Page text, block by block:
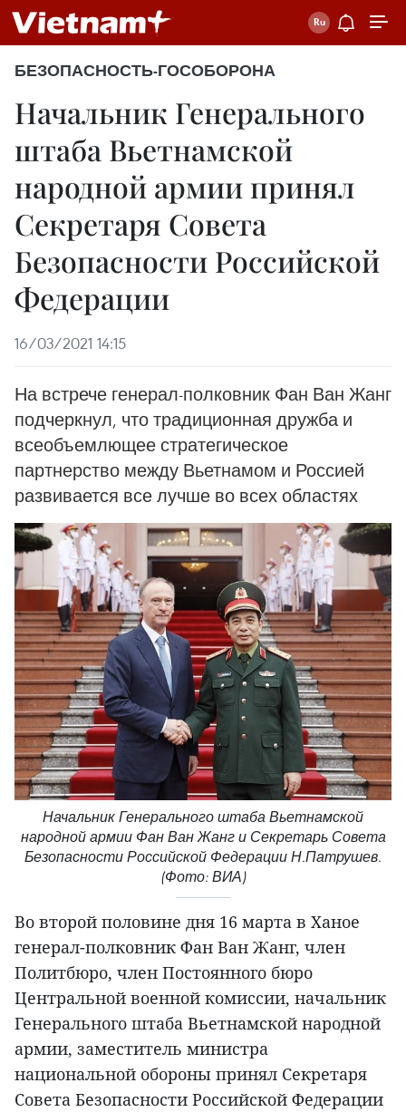
БЕЗОПАСНОСТЬ-ГОСОБОРОНА
Начальник Генерального
штаба Вьетнамской
народной армии принял
Секретаря Совета
Безопасности Российской
Федерации
16/03/2021 14:15
На встрече генерал-полковник Фан Ван Жанг
подчеркнул, что традиционная дружба и
всеобъемлющее стратегическое
партнерство между Вьетнамом и Россией
развивается все лучше во всех областях
Начальник Генерального штаба Вьетнамской
народной армии Фан Ван Жанг и Секретарь Совета
Безопасности Российской Федерации Н.Патрушев.
(Фото: ВИА)
Во второй половине дня 16 марта в Ханое
генерал-полковник Фан Ван Жанг, член
Политбюро, член Постоянного бюро
Центральной военной комиссии, начальник
Генерального штаба Вьетнамской народной
армии, заместитель министра
национальной обороны принял Секретаря
Совета Безопасности Российской Федерации